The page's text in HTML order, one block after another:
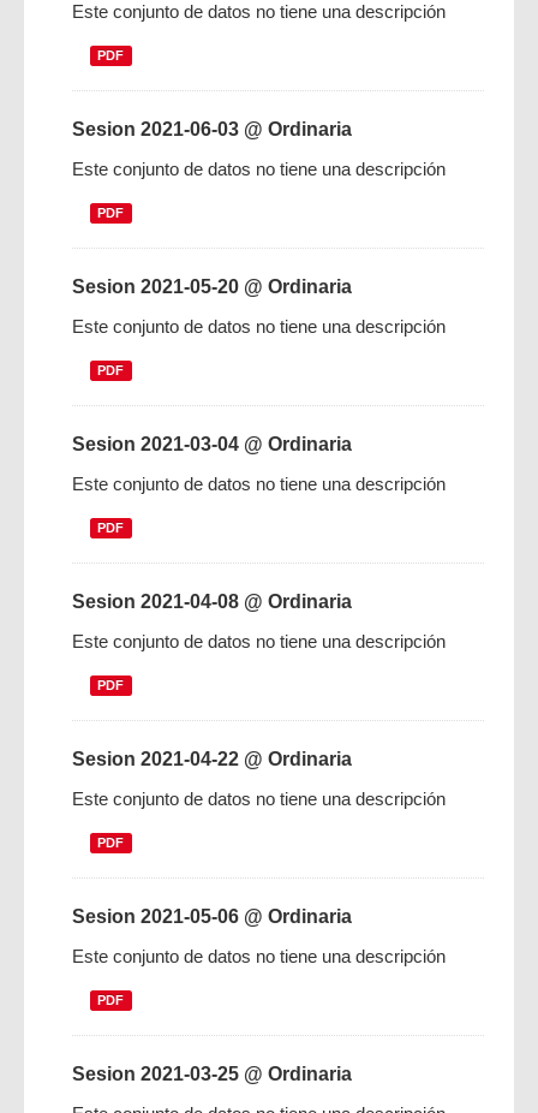
Este conjunto de datos no tiene una descripción
PDF
Sesion 2021-06-03 @ Ordinaria
Este conjunto de datos no tiene una descripción
PDF
Sesion 2021-05-20 @ Ordinaria
Este conjunto de datos no tiene una descripción
PDF
Sesion 2021-03-04 @ Ordinaria
Este conjunto de datos no tiene una descripción
PDF
Sesion 2021-04-08 @ Ordinaria
Este conjunto de datos no tiene una descripción
PDF
Sesion 2021-04-22 @ Ordinaria
Este conjunto de datos no tiene una descripción
PDF
Sesion 2021-05-06 @ Ordinaria
Este conjunto de datos no tiene una descripción
PDF
Sesion 2021-03-25 @ Ordinaria